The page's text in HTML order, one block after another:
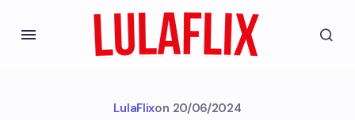
LulaFlixon 20/06/2024